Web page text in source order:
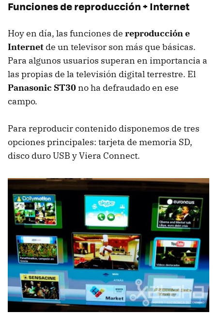
Funciones de reproducción + Internet
Hoy en día, las funciones de reproducción e
Internet de un televisor son más que básicas.
Para algunos usuarios superan en importancia a
las propias de la televisión digital terrestre. El
Panasonic ST30 no ha defraudado en ese
campo.
Para reproducir contenido disponemos de tres
opciones principales: tarjeta de memoria SD,
disco duroUSB y Viera Connect.